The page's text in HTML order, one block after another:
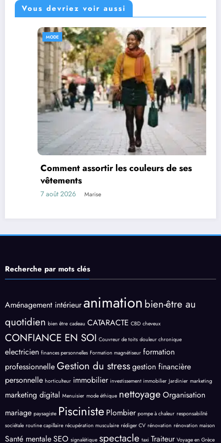
Vous devriez voir aussi
Comment assortir les couleurs de ses
vêtements
7 août 2026 Marise
Recherche par mots clés
Aménagement intérieur animation bien-être au
quotidien bien être cadeau CATARACTE CBD cheveux
CONFIANCE EN SOI Couvreur de toits douleur chronique
electricien finances personnelles Formation magnétiseur formation
professionnelleGestion du stressgestion financière
personnelle horticulteur immobilier investissement immobilier Jardinier marketing
marketing digital Menuisier mode éthique nettoyage Organisation
mariage paysagiste Pisciniste Plombier pompe à chaleur responsabilité
sociétale routine capillaire récupération musculaire rédiger CV rénovation rénovation maison
Santé mentaleSEO signalétique spectacle taxi Traiteur Voyage en Grèce